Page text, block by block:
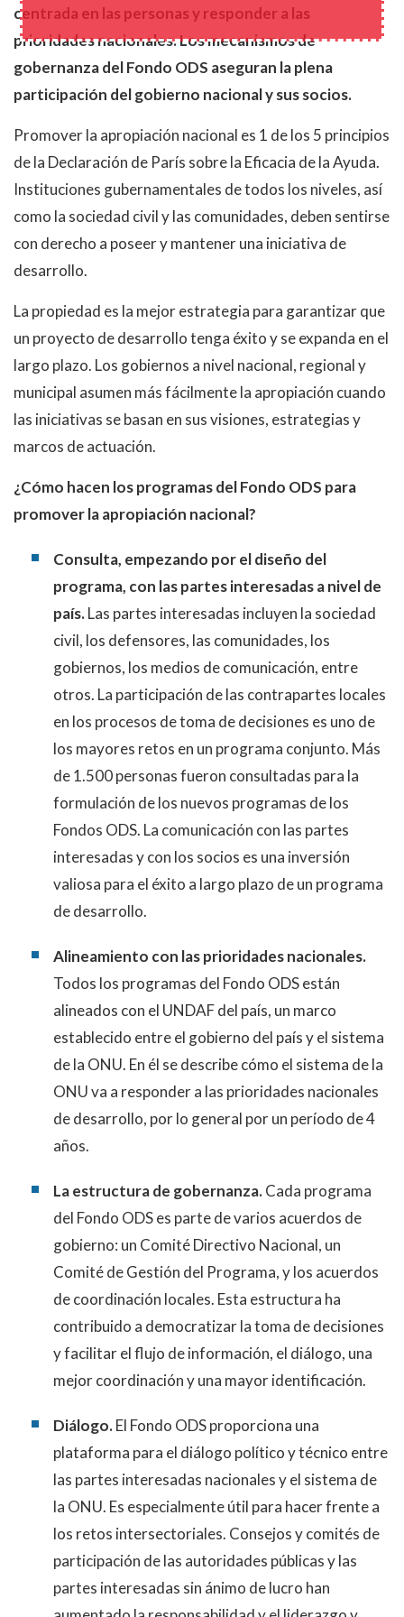
centrada en las personas y responder a las
prioridades nacionales. Los mecanismos de
gobernanza del Fondo ODS aseguran la plena
participación del gobierno nacional y sus socios.
Promover la apropiación nacional es 1 de los 5 principios
de la Declaración de París sobre la Eficacia de la Ayuda.
Instituciones gubernamentales de todos los niveles, así
como la sociedad civil y las comunidades, deben sentirse
con derecho a poseer y mantener una iniciativa de
desarrollo.
La propiedad es la mejor estrategia para garantizar que
un proyecto de desarrollo tenga éxito y se expanda en el
largo plazo. Los gobiernos a nivel nacional, regional y
municipal asumen más fácilmente la apropiación cuando
las iniciativas se basan en sus visiones, estrategias y
marcos de actuación.
¿Cómo hacen los programas del Fondo ODS para
promover la apropiación nacional?
Consulta, empezando por el diseño del
programa, con las partes interesadas a nivel de
país.Las partes interesadas incluyen la sociedad
civil, los defensores, las comunidades, los
gobiernos, los medios de comunicación, entre
otros. La participación de las contrapartes locales
en los procesos de toma de decisiones es uno de
los mayores retos en un programa conjunto. Más
de 1.500 personas fueron consultadas para la
formulación de los nuevos programas de los
Fondos ODS. La comunicación con las partes
interesadas ​​y con los socios es una inversión
valiosa para el éxito a largo plazo de un programa
de desarrollo.
Alineamiento con las prioridades nacionales.
Todos los programas del Fondo ODS están
alineados con el UNDAF del país, un marco
establecido entre el gobierno del país y el sistema
de la ONU. En él se describe cómo el sistema de la
ONU va a responder a las prioridades nacionales
de desarrollo, por lo general por un período de 4
años.
La estructura de gobernanza.Cada programa
del Fondo ODS es parte de varios acuerdos de
gobierno: un Comité Directivo Nacional, un
Comité de Gestión del Programa, y ​​los acuerdos
de coordinación locales. Esta estructura ha
contribuido a democratizar la toma de decisiones
y facilitar el flujo de información, el diálogo, una
mejor coordinación y una mayor identificación.
Diálogo.El Fondo ODS proporciona una
plataforma para el diálogo político y técnico entre
las partes interesadas nacionales y el sistema de
la ONU. Es especialmente útil para hacer frente a
los retos intersectoriales. Consejos y comités de
participación de las autoridades públicas y las
partes interesadas sin ánimo de lucro han